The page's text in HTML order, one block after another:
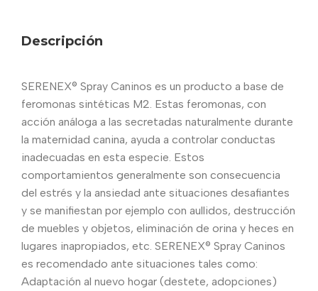
Descripción
SERENEX® Spray Caninos es un producto a base de
feromonas sintéticas M2. Estas feromonas, con
acción análoga a las secretadas naturalmente durante
la maternidad canina, ayuda a controlar conductas
inadecuadas en esta especie. Estos
comportamientos generalmente son consecuencia
del estrés y la ansiedad ante situaciones desafiantes
y se manifiestan por ejemplo con aullidos, destrucción
de muebles y objetos, eliminación de orina y heces en
lugares inapropiados, etc. SERENEX® Spray Caninos
es recomendado ante situaciones tales como:
Adaptación al nuevo hogar (destete, adopciones)